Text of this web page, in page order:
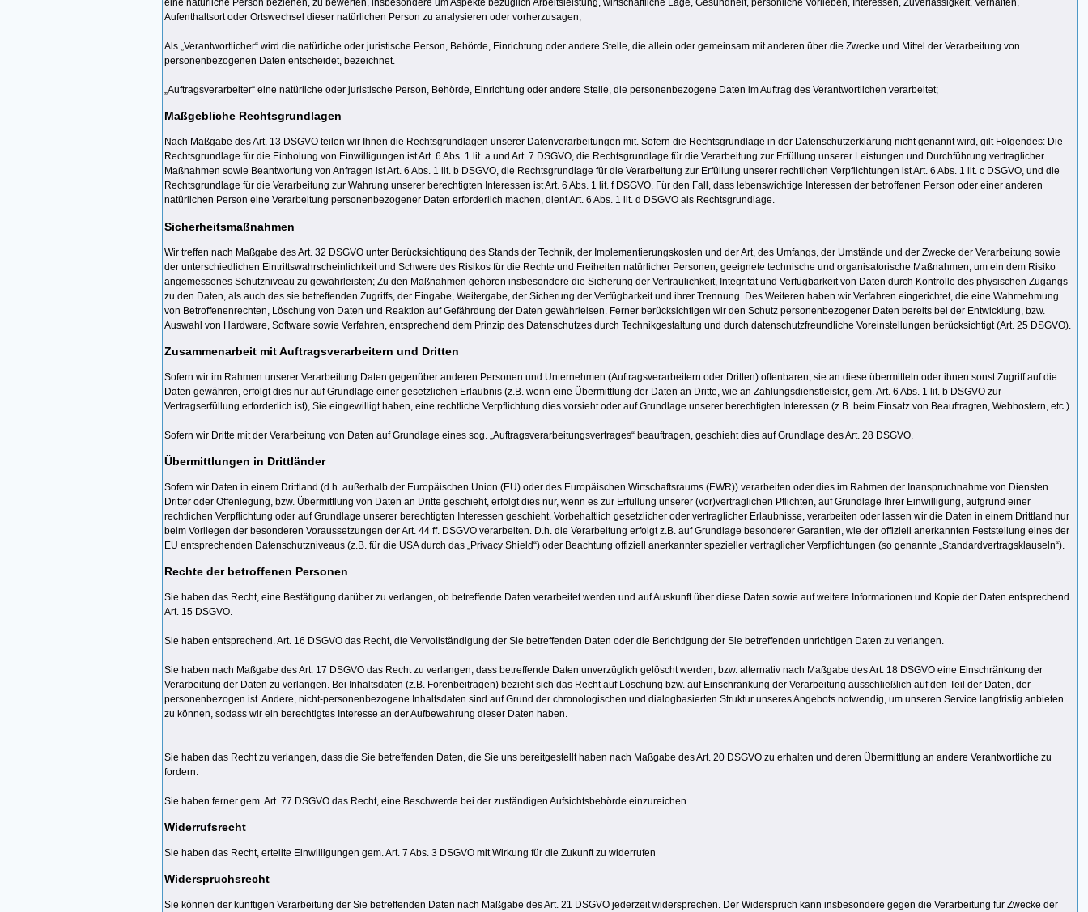
eine natürliche Person beziehen, zu bewerten, insbesondere um Aspekte bezüglich Arbeitsleistung, wirtschaftliche Lage, Gesundheit, persönliche Vorlieben, Interessen, Zuverlässigkeit, Verhalten,
Aufenthaltsort oder Ortswechsel dieser natürlichen Person zu analysieren oder vorherzusagen;
Als „Verantwortlicher“ wird die natürliche oder juristische Person, Behörde, Einrichtung oder andere Stelle, die allein oder gemeinsam mit anderen über die Zwecke und Mittel der Verarbeitung von
personenbezogenen Daten entscheidet, bezeichnet.
„Auftragsverarbeiter“ eine natürliche oder juristische Person, Behörde, Einrichtung oder andere Stelle, die personenbezogene Daten im Auftrag des Verantwortlichen verarbeitet;
Maßgebliche Rechtsgrundlagen
Nach Maßgabe des Art. 13 DSGVO teilen wir Ihnen die Rechtsgrundlagen unserer Datenverarbeitungen mit. Sofern die Rechtsgrundlage in der Datenschutzerklärung nicht genannt wird, gilt Folgendes: Die
Rechtsgrundlage für die Einholung von Einwilligungen ist Art. 6 Abs. 1 lit. a und Art. 7 DSGVO, die Rechtsgrundlage für die Verarbeitung zur Erfüllung unserer Leistungen und Durchführung vertraglicher
Maßnahmen sowie Beantwortung von Anfragen ist Art. 6 Abs. 1 lit. b DSGVO, die Rechtsgrundlage für die Verarbeitung zur Erfüllung unserer rechtlichen Verpflichtungen ist Art. 6 Abs. 1 lit. c DSGVO, und die
Rechtsgrundlage für die Verarbeitung zur Wahrung unserer berechtigten Interessen ist Art. 6 Abs. 1 lit. f DSGVO. Für den Fall, dass lebenswichtige Interessen der betroffenen Person oder einer anderen
natürlichen Person eine Verarbeitung personenbezogener Daten erforderlich machen, dient Art. 6 Abs. 1 lit. d DSGVO als Rechtsgrundlage.
Sicherheitsmaßnahmen
Wir treffen nach Maßgabe des Art. 32 DSGVO unter Berücksichtigung des Stands der Technik, der Implementierungskosten und der Art, des Umfangs, der Umstände und der Zwecke der Verarbeitung sowie
der unterschiedlichen Eintrittswahrscheinlichkeit und Schwere des Risikos für die Rechte und Freiheiten natürlicher Personen, geeignete technische und organisatorische Maßnahmen, um ein dem Risiko
angemessenes Schutzniveau zu gewährleisten; Zu den Maßnahmen gehören insbesondere die Sicherung der Vertraulichkeit, Integrität und Verfügbarkeit von Daten durch Kontrolle des physischen Zugangs
zu den Daten, als auch des sie betreffenden Zugriffs, der Eingabe, Weitergabe, der Sicherung der Verfügbarkeit und ihrer Trennung. Des Weiteren haben wir Verfahren eingerichtet, die eine Wahrnehmung
von Betroffenenrechten, Löschung von Daten und Reaktion auf Gefährdung der Daten gewährleisen. Ferner berücksichtigen wir den Schutz personenbezogener Daten bereits bei der Entwicklung, bzw.
Auswahl von Hardware, Software sowie Verfahren, entsprechend dem Prinzip des Datenschutzes durch Technikgestaltung und durch datenschutzfreundliche Voreinstellungen berücksichtigt (Art. 25 DSGVO).
Zusammenarbeit mit Auftragsverarbeitern und Dritten
Sofern wir im Rahmen unserer Verarbeitung Daten gegenüber anderen Personen und Unternehmen (Auftragsverarbeitern oder Dritten) offenbaren, sie an diese übermitteln oder ihnen sonst Zugriff auf die
Daten gewähren, erfolgt dies nur auf Grundlage einer gesetzlichen Erlaubnis (z.B. wenn eine Übermittlung der Daten an Dritte, wie an Zahlungsdienstleister, gem. Art. 6 Abs. 1 lit. b DSGVO zur
Vertragserfüllung erforderlich ist), Sie eingewilligt haben, eine rechtliche Verpflichtung dies vorsieht oder auf Grundlage unserer berechtigten Interessen (z.B. beim Einsatz von Beauftragten, Webhostern, etc.).
Sofern wir Dritte mit der Verarbeitung von Daten auf Grundlage eines sog. „Auftragsverarbeitungsvertrages“ beauftragen, geschieht dies auf Grundlage des Art. 28 DSGVO.
Übermittlungen in Drittländer
Sofern wir Daten in einem Drittland (d.h. außerhalb der Europäischen Union (EU) oder des Europäischen Wirtschaftsraums (EWR)) verarbeiten oder dies im Rahmen der Inanspruchnahme von Diensten
Dritter oder Offenlegung, bzw. Übermittlung von Daten an Dritte geschieht, erfolgt dies nur, wenn es zur Erfüllung unserer (vor)vertraglichen Pflichten, auf Grundlage Ihrer Einwilligung, aufgrund einer
rechtlichen Verpflichtung oder auf Grundlage unserer berechtigten Interessen geschieht. Vorbehaltlich gesetzlicher oder vertraglicher Erlaubnisse, verarbeiten oder lassen wir die Daten in einem Drittland nur
beim Vorliegen der besonderen Voraussetzungen der Art. 44 ff. DSGVO verarbeiten. D.h. die Verarbeitung erfolgt z.B. auf Grundlage besonderer Garantien, wie der offiziell anerkannten Feststellung eines der
EU entsprechenden Datenschutzniveaus (z.B. für die USA durch das „Privacy Shield“) oder Beachtung offiziell anerkannter spezieller vertraglicher Verpflichtungen (so genannte „Standardvertragsklauseln“).
Rechte der betroffenen Personen
Sie haben das Recht, eine Bestätigung darüber zu verlangen, ob betreffende Daten verarbeitet werden und auf Auskunft über diese Daten sowie auf weitere Informationen und Kopie der Daten entsprechend
Art. 15 DSGVO.
Sie haben entsprechend. Art. 16 DSGVO das Recht, die Vervollständigung der Sie betreffenden Daten oder die Berichtigung der Sie betreffenden unrichtigen Daten zu verlangen.
Sie haben nach Maßgabe des Art. 17 DSGVO das Recht zu verlangen, dass betreffende Daten unverzüglich gelöscht werden, bzw. alternativ nach Maßgabe des Art. 18 DSGVO eine Einschränkung der
Verarbeitung der Daten zu verlangen. Bei Inhaltsdaten (z.B. Forenbeiträgen) bezieht sich das Recht auf Löschung bzw. auf Einschränkung der Verarbeitung ausschließlich auf den Teil der Daten, der
personenbezogen ist. Andere, nicht-personenbezogene Inhaltsdaten sind auf Grund der chronologischen und dialogbasierten Struktur unseres Angebots notwendig, um unseren Service langfristig anbieten
zu können, sodass wir ein berechtigtes Interesse an der Aufbewahrung dieser Daten haben.
Sie haben das Recht zu verlangen, dass die Sie betreffenden Daten, die Sie uns bereitgestellt haben nach Maßgabe des Art. 20 DSGVO zu erhalten und deren Übermittlung an andere Verantwortliche zu
fordern.
Sie haben ferner gem. Art. 77 DSGVO das Recht, eine Beschwerde bei der zuständigen Aufsichtsbehörde einzureichen.
Widerrufsrecht
Sie haben das Recht, erteilte Einwilligungen gem. Art. 7 Abs. 3 DSGVO mit Wirkung für die Zukunft zu widerrufen
Widerspruchsrecht
Sie können der künftigen Verarbeitung der Sie betreffenden Daten nach Maßgabe des Art. 21 DSGVO jederzeit widersprechen. Der Widerspruch kann insbesondere gegen die Verarbeitung für Zwecke der